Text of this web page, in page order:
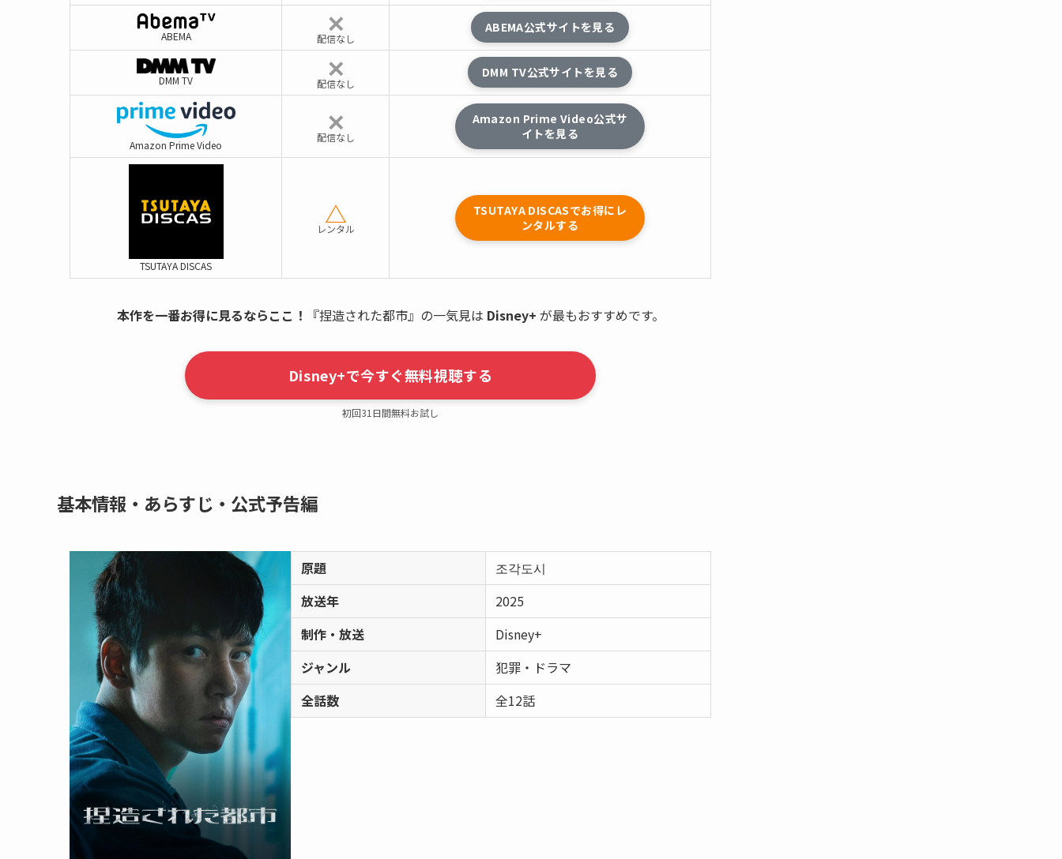
ABEMA ✕
配信なし
ABEMA公式サイトを見る
DMM TV ✕
配信なし
DMM TV公式サイトを見る
Amazon Prime Video
✕
配信なし
Amazon Prime Video公式サ
イトを見る
TSUTAYA DISCAS
△
レンタル
TSUTAYA DISCASでお得にレ
ンタルする
本作を一番お得に見るならここ！ 『捏造された都市』の一気見は Disney+ が最もおすすめです。
Disney+で今すぐ無料視聴する
初回31日間無料お試し
基本情報・あらすじ・公式予告編
原題
조각도시
放送年
2025
制作・放送
Disney+
ジャンル
犯罪・ドラマ
全話数
全12話